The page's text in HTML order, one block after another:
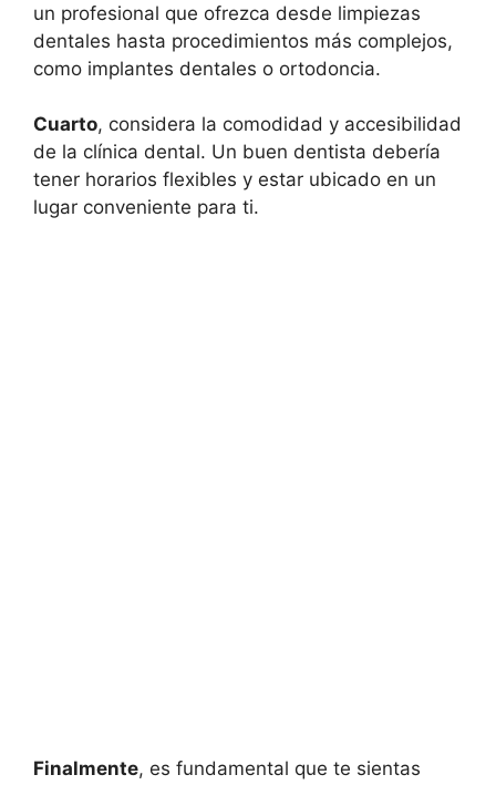
un profesional que ofrezca desde limpiezas
dentales hasta procedimientos más complejos,
como implantes dentales o ortodoncia.
Cuarto, considera la comodidad y accesibilidad
de la clínica dental. Un buen dentista debería
tener horarios flexibles y estar ubicado en un
lugar conveniente para ti.
Finalmente, es fundamental que te sientas